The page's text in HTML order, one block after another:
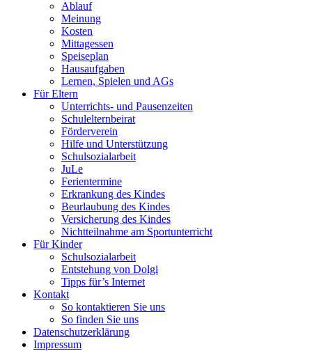
Ablauf
Meinung
Kosten
Mittagessen
Speiseplan
Hausaufgaben
Lernen, Spielen und AGs
Für Eltern
Unterrichts- und Pausenzeiten
Schulelternbeirat
Förderverein
Hilfe und Unterstützung
Schulsozialarbeit
JuLe
Ferientermine
Erkrankung des Kindes
Beurlaubung des Kindes
Versicherung des Kindes
Nichtteilnahme am Sportunterricht
Für Kinder
Schulsozialarbeit
Entstehung von Dolgi
Tipps für’s Internet
Kontakt
So kontaktieren Sie uns
So finden Sie uns
Datenschutzerklärung
Impressum